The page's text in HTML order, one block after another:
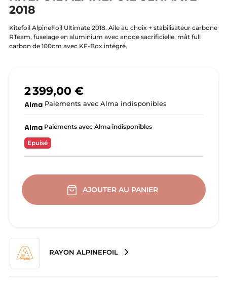
2018
Kitefoil AlpineFoil Ultimate 2018. Aile au choix + stabilisateur carbone
RTeam, fuselage en aluminium avec anode sacrificielle, mât full
carbon de 100cm avec KF-Box intégré.
2 399,00 €
Paiements avec Alma indisponibles
Paiements avec Alma indisponibles
Epuisé
AJOUTER AU PANIER
RAYON ALPINEFOIL